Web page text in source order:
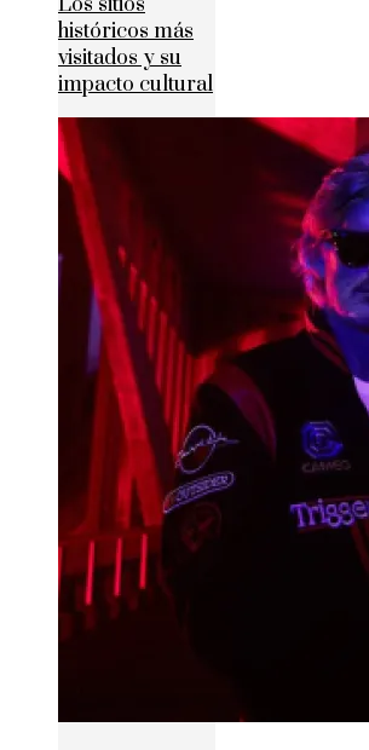
históricos más
visitados y su
impacto cultural